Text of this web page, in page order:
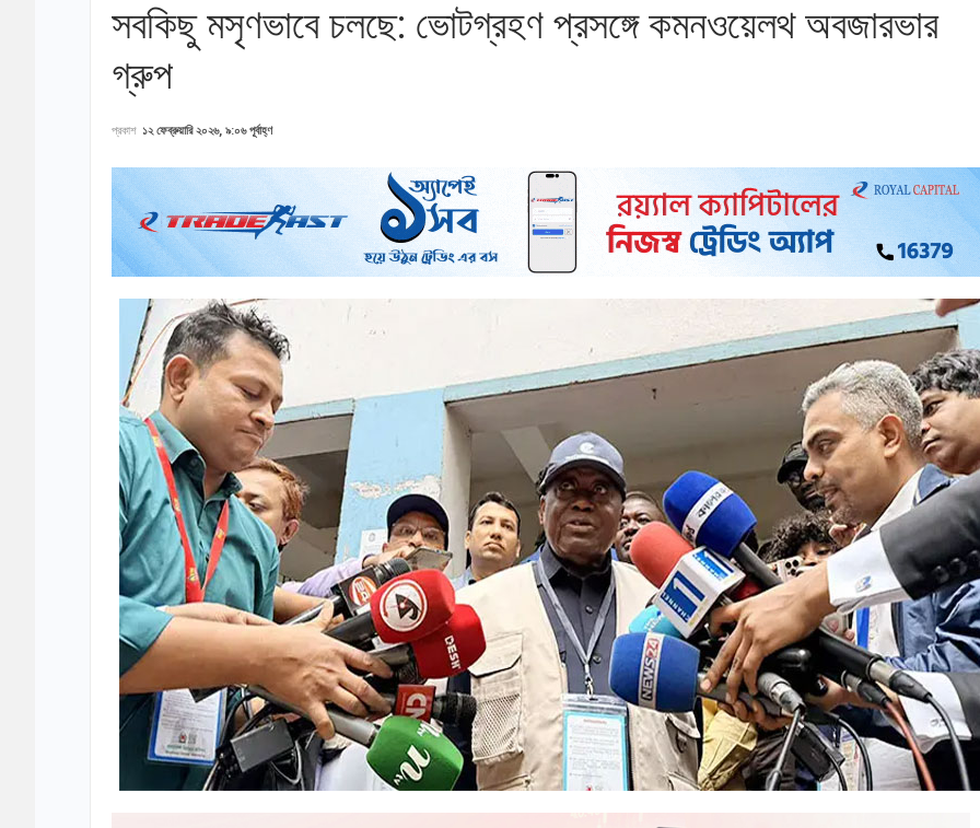
সবকিছু মসৃণভাবে চলছে: ভোটগ্রহণ প্রসঙ্গে কমনওয়েলথ অবজারভার
গ্রুপ
প্রকাশ ১২ ফেব্রুয়ারি ২০২৬, ৯:০৬ পূর্বাহ্ণ